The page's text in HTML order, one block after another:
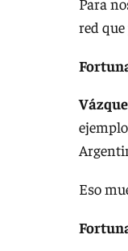
Para
red
Eso